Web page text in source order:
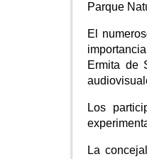
Parque
El
Ermita de
Los
La